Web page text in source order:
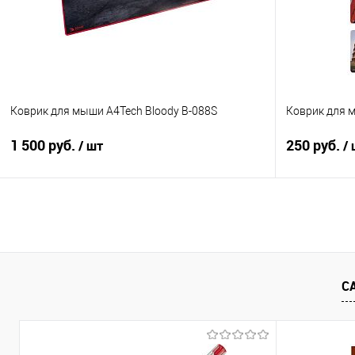
Коврик для мыши A4Tech Bloody B-088S
1 500 руб. / шт
Купить в 1 клик
Сравнение
Коврик для
250 руб. /
Купить в 1
В